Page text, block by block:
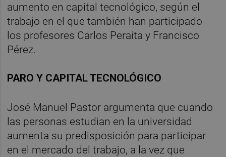
aumento en capital tecnológico, según el
trabajo en el que también han participado
los profesores Carlos Peraita y Francisco
Pérez.
PARO Y CAPITAL TECNOLÓGICO
José Manuel Pastor argumenta que cuando
las personas estudian en la universidad
aumenta su predisposición para participar
en el mercado del trabajo, a la vez que